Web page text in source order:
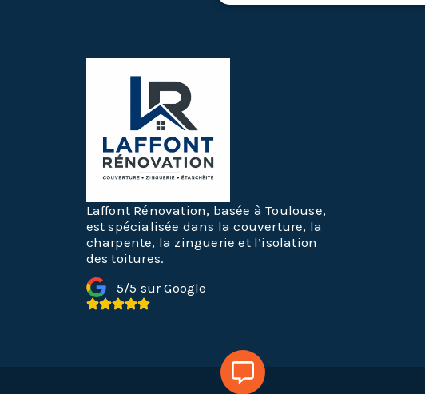
Laffont Rénovation, basée à Toulouse,
est spécialisée dans la couverture, la
charpente, la zinguerie et l’isolation
des toitures.
5/5 sur Google